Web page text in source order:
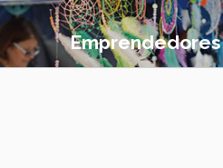
Emprendedores